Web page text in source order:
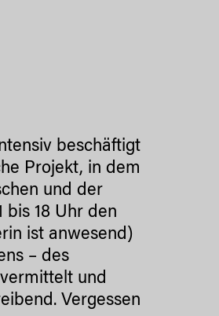
beschäftigt
Projekt, in dem
und der
bis 18 Uhr den
ist anwesend)
– des
und
Vergessen